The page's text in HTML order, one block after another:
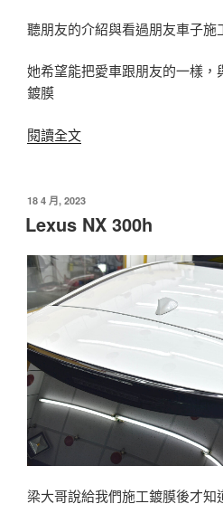
聽朋友的介紹與看過朋友車子施
她希望能把愛車跟朋友的一樣，
鍍膜
閱讀全文〈Yamaha
發
佈
於
18 4 月, 2023
Lexus NX 300h
梁大哥說給我們施工鍍膜後才知